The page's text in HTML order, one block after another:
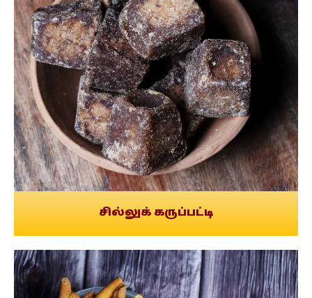
சில்லுக் கருப்பட்டி